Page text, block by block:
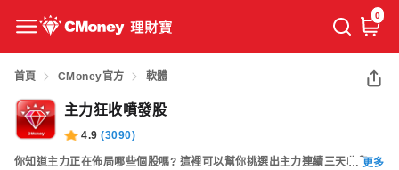
0
首頁 CMoney官方 軟體
主力狂收噴發股
4.9 (3090)
更多
你知道主力正在佈局哪些個股嗎? 這裡可以幫你挑選出主力連續三天收貨且